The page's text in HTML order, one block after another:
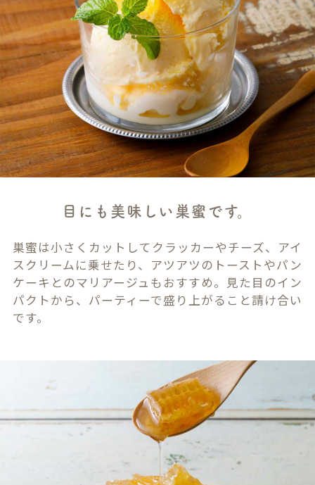
目にも美味しい巣蜜です。
巣蜜は小さくカットしてクラッカーやチーズ、アイ
スクリームに乗せたり、アツアツのトーストやパン
ケーキとのマリアージュもおすすめ。見た目のイン
パクトから、パーティーで盛り上がること請け合い
です。